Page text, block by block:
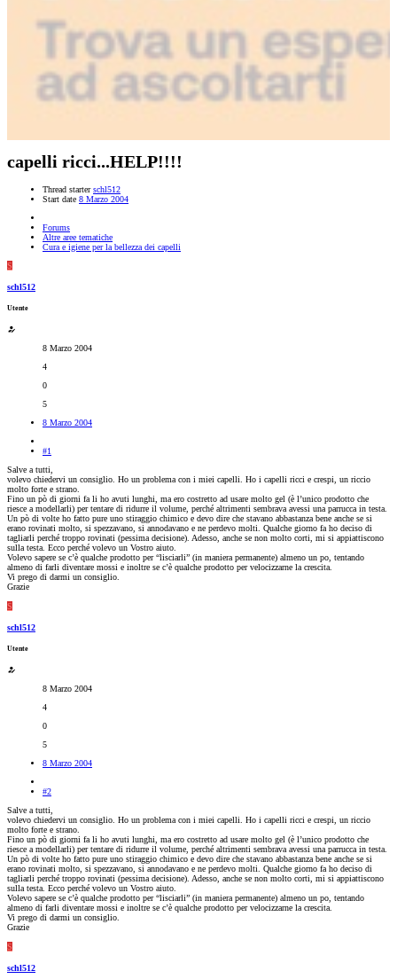
capelli ricci...HELP!!!!
Thread starter schl512
Start date 8 Marzo 2004
Forums
Altre aree tematiche
Cura e igiene per la bellezza dei capelli
S
schl512
Utente
8 Marzo 2004
4
0
5
8 Marzo 2004
#1
Salve a tutti,
volevo chiedervi un consiglio. Ho un problema con i miei capelli. Ho i capelli ricci e crespi, un riccio
molto forte e strano.
Fino un pò di giorni fa li ho avuti lunghi, ma ero costretto ad usare molto gel (è l’unico prodotto che
riesce a modellarli) per tentare di ridurre il volume, perché altrimenti sembrava avessi una parrucca in testa.
Un pò di volte ho fatto pure uno stiraggio chimico e devo dire che stavano abbastanza bene anche se si
erano rovinati molto, si spezzavano, si annodavano e ne perdevo molti. Qualche giorno fa ho deciso di
tagliarli perché troppo rovinati (pessima decisione). Adesso, anche se non molto corti, mi si appiattiscono
sulla testa. Ecco perché volevo un Vostro aiuto.
Volevo sapere se c’è qualche prodotto per “lisciarli” (in maniera permanente) almeno un po, tentando
almeno di farli diventare mossi e inoltre se c’è qualche prodotto per velocizzarne la crescita.
Vi prego di darmi un consiglio.
Grazie
S
schl512
Utente
8 Marzo 2004
4
0
5
8 Marzo 2004
#2
Salve a tutti,
volevo chiedervi un consiglio. Ho un problema con i miei capelli. Ho i capelli ricci e crespi, un riccio
molto forte e strano.
Fino un pò di giorni fa li ho avuti lunghi, ma ero costretto ad usare molto gel (è l’unico prodotto che
riesce a modellarli) per tentare di ridurre il volume, perché altrimenti sembrava avessi una parrucca in testa.
Un pò di volte ho fatto pure uno stiraggio chimico e devo dire che stavano abbastanza bene anche se si
erano rovinati molto, si spezzavano, si annodavano e ne perdevo molti. Qualche giorno fa ho deciso di
tagliarli perché troppo rovinati (pessima decisione). Adesso, anche se non molto corti, mi si appiattiscono
sulla testa. Ecco perché volevo un Vostro aiuto.
Volevo sapere se c’è qualche prodotto per “lisciarli” (in maniera permanente) almeno un po, tentando
almeno di farli diventare mossi e inoltre se c’è qualche prodotto per velocizzarne la crescita.
Vi prego di darmi un consiglio.
Grazie
S
schl512